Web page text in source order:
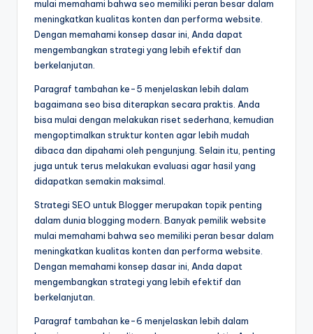
mulai memahami bahwa seo memiliki peran besar dalam
meningkatkan kualitas konten dan performa website.
Dengan memahami konsep dasar ini, Anda dapat
mengembangkan strategi yang lebih efektif dan
berkelanjutan.
Paragraf tambahan ke-5 menjelaskan lebih dalam
bagaimana seo bisa diterapkan secara praktis. Anda
bisa mulai dengan melakukan riset sederhana, kemudian
mengoptimalkan struktur konten agar lebih mudah
dibaca dan dipahami oleh pengunjung. Selain itu, penting
juga untuk terus melakukan evaluasi agar hasil yang
didapatkan semakin maksimal.
Strategi SEO untuk Blogger merupakan topik penting
dalam dunia blogging modern. Banyak pemilik website
mulai memahami bahwa seo memiliki peran besar dalam
meningkatkan kualitas konten dan performa website.
Dengan memahami konsep dasar ini, Anda dapat
mengembangkan strategi yang lebih efektif dan
berkelanjutan.
Paragraf tambahan ke-6 menjelaskan lebih dalam